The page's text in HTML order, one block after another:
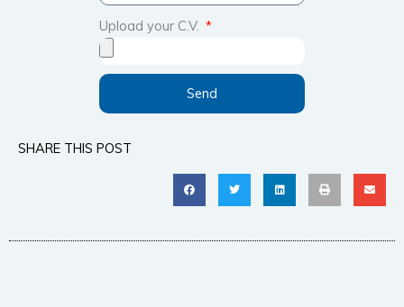
Upload your C.V.
Send
SHARE THIS POST